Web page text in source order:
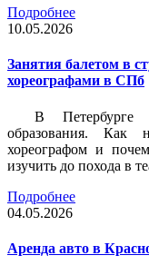
Подробнее
10.05.2026
Занятия балетом в
хореографами в СПб
В Петербурге
образования. Как
хореографом и
изучить до похода в
Подробнее
04.05.2026
Аренда авто в